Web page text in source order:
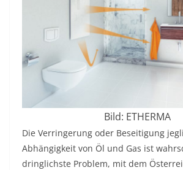
Bild: ETHERMA
Die Verringerung oder Beseitigung
Abhängigkeit von Öl und Gas ist
dringlichste Problem, mit dem